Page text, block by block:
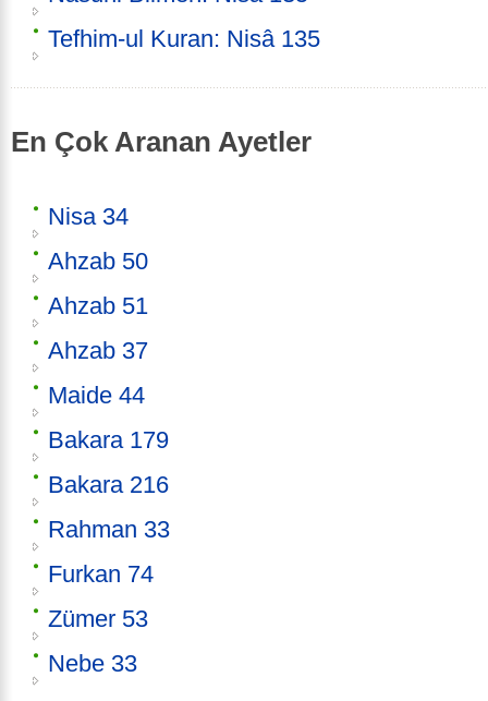
Tefhim-ul Kuran: Nisâ 135
En Çok Aranan Ayetler
Nisa 34
Ahzab 50
Ahzab 51
Ahzab 37
Maide 44
Bakara 179
Bakara 216
Rahman 33
Furkan 74
Zümer 53
Nebe 33